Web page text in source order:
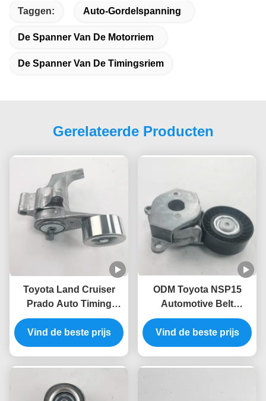
Taggen: Auto-Gordelspanning
De Spanner Van De Motorriem
De Spanner Van De Timingsriem
Gerelateerde Producten
Toyota Land Cruiser
Prado Auto Timing
Gordel Spanner 16620-
75011 16620-75010
16620-75031 16620-
Vind de beste prijs
ODM Toyota NSP15
Automotive Belt
Tensioner 16620-0Y010
16620-47010 16620-
0Y042 16620-04042
Vind de beste prijs